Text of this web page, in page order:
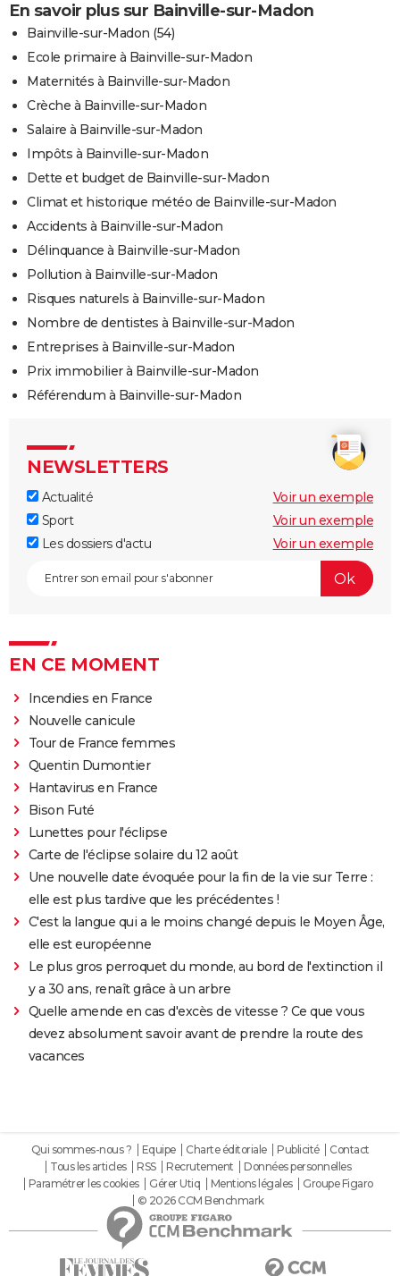
En savoir plus sur Bainville-sur-Madon
Bainville-sur-Madon (54)
Ecole primaire à Bainville-sur-Madon
Maternités à Bainville-sur-Madon
Crèche à Bainville-sur-Madon
Salaire à Bainville-sur-Madon
Impôts à Bainville-sur-Madon
Dette et budget de Bainville-sur-Madon
Climat et historique météo de Bainville-sur-Madon
Accidents à Bainville-sur-Madon
Délinquance à Bainville-sur-Madon
Pollution à Bainville-sur-Madon
Risques naturels à Bainville-sur-Madon
Nombre de dentistes à Bainville-sur-Madon
Entreprises à Bainville-sur-Madon
Prix immobilier à Bainville-sur-Madon
Référendum à Bainville-sur-Madon
NEWSLETTERS
Actualité
Voir un exemple
Sport
Voir un exemple
Les dossiers d'actu
Voir un exemple
EN CE MOMENT
Incendies en France
Nouvelle canicule
Tour de France femmes
Quentin Dumontier
Hantavirus en France
Bison Futé
Lunettes pour l'éclipse
Carte de l'éclipse solaire du 12 août
Une nouvelle date évoquée pour la fin de la vie sur Terre :
elle est plus tardive que les précédentes !
C'est la langue qui a le moins changé depuis le Moyen Âge,
elle est européenne
Le plus gros perroquet du monde, au bord de l'extinction il
y a 30 ans, renaît grâce à un arbre
Quelle amende en cas d'excès de vitesse ? Ce que vous
devez absolument savoir avant de prendre la route des
vacances
Qui sommes-nous ? Equipe Charte éditoriale Publicité
Contact
Tous les articles
RSS Recrutement
Données personnelles
Paramétrer les cookies
Gérer Utiq Mentions légales
Groupe Figaro
© 2026 CCM Benchmark